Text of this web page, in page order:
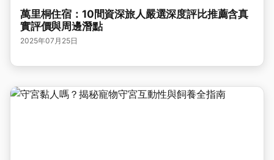
萬里桐住宿：10間資深旅人嚴選深度評比推薦含真
實評價與周邊潛點
2025年07月25日